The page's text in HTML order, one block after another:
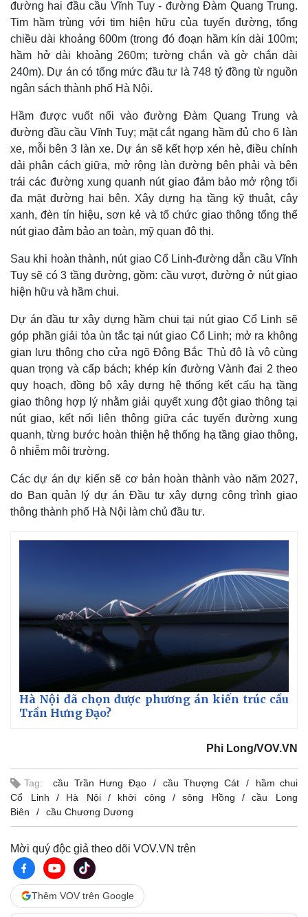
Vụ án
Tin nóng
Quân sự - Quốc phòng
Vũ khí
Phân tích
đường hai đầu cầu Vĩnh Tuy - đường Đàm Quang Trung.
Tim hầm trùng với tim hiện hữu của tuyến đường, tổng
chiều dài khoảng 600m (trong đó đoạn hầm kín dài 100m;
hầm hở dài khoảng 260m; tường chắn và gờ chắn dài
240m). Dự án có tổng mức đầu tư là 748 tỷ đồng từ nguồn
ngân sách thành phố Hà Nội.
Hầm được vuốt nối vào đường Đàm Quang Trung và
đường đầu cầu Vĩnh Tuy; mặt cắt ngang hầm đủ cho 6 làn
xe, mỗi bên 3 làn xe. Dự án sẽ kết hợp xén hè, điều chỉnh
dải phân cách giữa, mở rộng làn đường bên phải và bên
trái các đường xung quanh nút giao đảm bảo mở rộng tối
đa mặt đường hai bên. Xây dựng hạ tầng kỹ thuật, cây
xanh, đèn tín hiệu, sơn kẻ và tổ chức giao thông tổng thể
nút giao đảm bảo an toàn, mỹ quan đô thị.
Sau khi hoàn thành, nút giao Cổ Linh-đường dẫn cầu Vĩnh
Tuy sẽ có 3 tầng đường, gồm: cầu vượt, đường ở nút giao
hiện hữu và hầm chui.
Dự án đầu tư xây dựng hầm chui tại nút giao Cổ Linh sẽ
góp phần giải tỏa ùn tắc tại nút giao Cổ Linh; mở ra không
gian lưu thông cho cửa ngõ Đông Bắc Thủ đô là vô cùng
quan trọng và cấp bách; khép kín đường Vành đai 2 theo
quy hoạch, đồng bộ xây dựng hệ thống kết cấu hạ tầng
giao thông hợp lý nhằm giải quyết xung đột giao thông tại
nút giao, kết nối liên thông giữa các tuyến đường xung
quanh, từng bước hoàn thiện hệ thống hạ tầng giao thông,
ô nhiễm môi trường.
Các dự án dự kiến sẽ cơ bản hoàn thành vào năm 2027,
do Ban quản lý dự án Đầu tư xây dựng công trình giao
thông thành phố Hà Nội làm chủ đầu tư.
Hà Nội đã chọn được phương án kiến trúc cầu
Trần Hưng Đạo?
Phi Long/VOV.VN
Tag: cầu Trần Hưng Đạo cầu Thượng Cát
hầm chui
Cổ Linh
Hà Nội khởi công sông Hồng
cầu Long
Biên
cầu Chương Dương
Mời quý độc giả theo dõi VOV.VN trên
Thêm VOV trên Google